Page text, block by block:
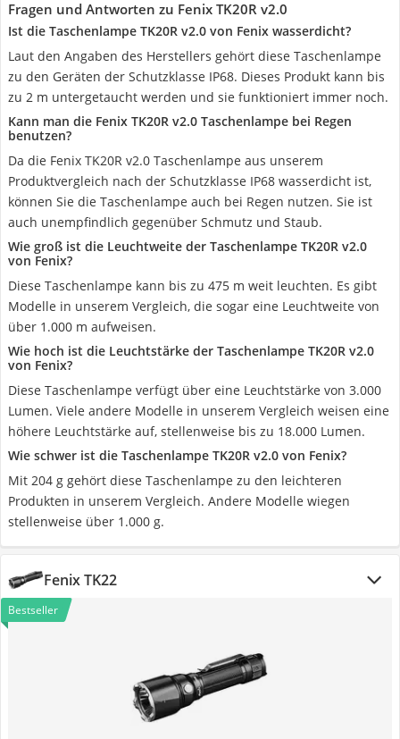
Fragen und Antworten zu Fenix TK20R v2.0
Ist die Taschenlampe TK20R v2.0 von Fenix wasserdicht?
Laut den Angaben des Herstellers gehört diese Taschenlampe
zu den Geräten der Schutzklasse IP68. Dieses Produkt kann bis
zu 2 m untergetaucht werden und sie funktioniert immer noch.
Kann man die Fenix ‎TK20R v2.0 Taschenlampe bei Regen
benutzen?
Da die Fenix ‎TK20R v2.0 Taschenlampe aus unserem
Produktvergleich nach der Schutzklasse IP68 wasserdicht ist,
können Sie die Taschenlampe auch bei Regen nutzen. Sie ist
auch unempfindlich gegenüber Schmutz und Staub.
Wie groß ist die Leuchtweite der Taschenlampe TK20R v2.0
von Fenix?
Diese Taschenlampe kann bis zu 475 m weit leuchten. Es gibt
Modelle in unserem Vergleich, die sogar eine Leuchtweite von
über 1.000 m aufweisen.
Wie hoch ist die Leuchtstärke der Taschenlampe TK20R v2.0
von Fenix?
Diese Taschenlampe verfügt über eine Leuchtstärke von 3.000
Lumen. Viele andere Modelle in unserem Vergleich weisen eine
höhere Leuchtstärke auf, stellenweise bis zu 18.000 Lumen.
Wie schwer ist die Taschenlampe TK20R v2.0 von Fenix?
Mit 204 g gehört diese Taschenlampe zu den leichteren
Produkten in unserem Vergleich. Andere Modelle wiegen
stellenweise über 1.000 g.
Fenix TK22
Bestseller